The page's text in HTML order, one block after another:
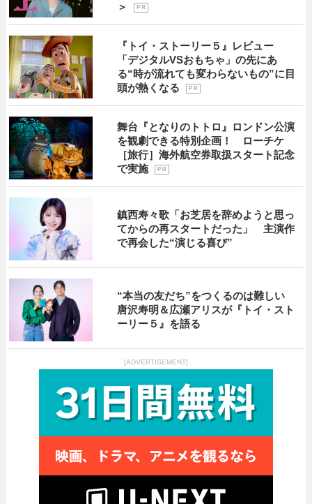
＞
P R
『トイ・ストーリー５』レビュー
「デジタルVSおもちゃ」の先にあ
る“時が流れても変わらないもの”に目
頭が熱くなる
P R
舞台『となりのトトロ』ロンドン公演
を観劇できる特別企画！ ローチケ
［旅行］海外航空券取扱スタート記念
で実施
P R
鎮西寿々歌「お芝居を辞めようと思っ
てからの再スタートだった」 主演作
で再会した“演じる喜び”
“本当の友だち”をつくるのは難しい
唐沢寿明＆広瀬アリスが『トイ・スト
ーリー５』を語る
[ADVERTISEMENT]